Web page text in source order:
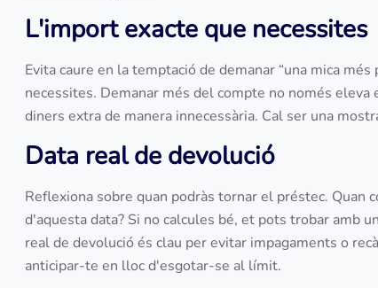
L'import exacte que necessites
Evita caure en la temptació de demanar “una mica
necessites. Demanar més del compte no només
diners extra de manera innecessària. Cal ser una
Data real de devolució
Reflexiona sobre quan podràs tornar el préstec. Quan
d'aquesta data? Si no calcules bé, et pots trobar amb
real de devolució és clau per evitar impagaments o
anticipar-te en lloc d'esgotar-se al límit.